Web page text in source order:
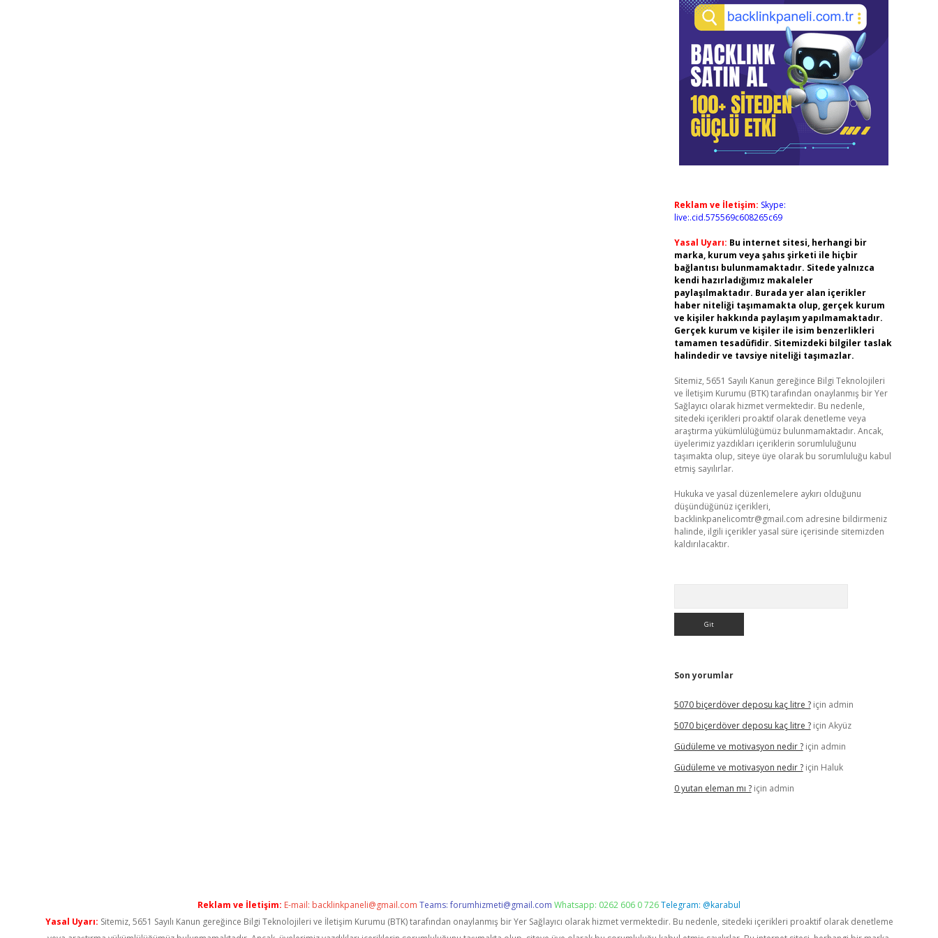
Reklam ve İletişim: Skype:
live:.cid.575569c608265c69
Yasal Uyarı: Bu internet sitesi, herhangi bir
marka, kurum veya şahıs şirketi ile hiçbir
bağlantısı bulunmamaktadır. Sitede yalnızca
kendi hazırladığımız makaleler
paylaşılmaktadır. Burada yer alan içerikler
haber niteliği taşımamakta olup, gerçek kurum
ve kişiler hakkında paylaşım yapılmamaktadır.
Gerçek kurum ve kişiler ile isim benzerlikleri
tamamen tesadüfidir. Sitemizdeki bilgiler taslak
halindedir ve tavsiye niteliği taşımazlar.
Sitemiz, 5651 Sayılı Kanun gereğince Bilgi Teknolojileri
ve İletişim Kurumu (BTK) tarafından onaylanmış bir Yer
Sağlayıcı olarak hizmet vermektedir. Bu nedenle,
sitedeki içerikleri proaktif olarak denetleme veya
araştırma yükümlülüğümüz bulunmamaktadır. Ancak,
üyelerimiz yazdıkları içeriklerin sorumluluğunu
taşımakta olup, siteye üye olarak bu sorumluluğu kabul
etmiş sayılırlar.
Hukuka ve yasal düzenlemelere aykırı olduğunu
düşündüğünüz içerikleri,
backlinkpanelicomtr@gmail.com adresine bildirmeniz
halinde, ilgili içerikler yasal süre içerisinde sitemizden
kaldırılacaktır.
Son yorumlar
5070 biçerdöver deposu kaç litre ?için admin
5070 biçerdöver deposu kaç litre ?için Akyüz
Güdüleme ve motivasyon nedir ?için admin
Güdüleme ve motivasyon nedir ?için Haluk
0 yutan eleman mı ?için admin
Reklam ve İletişim: E-mail: backlinkpaneli@gmail.com Teams:forumhizmeti@gmail.com Whatsapp: 0262 606 0 726Telegram: @karabul
Yasal Uyarı: Sitemiz, 5651 Sayılı Kanun gereğince Bilgi Teknolojileri ve İletişim Kurumu (BTK) tarafından onaylanmış bir Yer Sağlayıcı olarak hizmet vermektedir. Bu nedenle, sitedeki içerikleri proaktif olarak denetleme